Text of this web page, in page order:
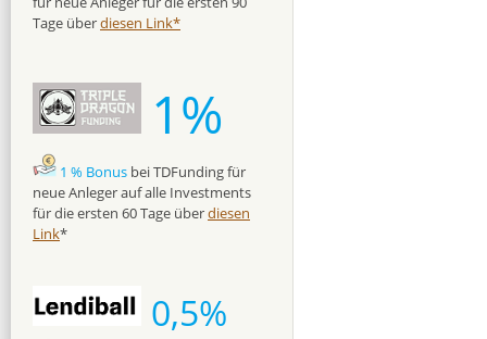
Tage überdiesen Link*
1%
1 % Bonus bei TDFunding für
neue Anleger auf alle Investments
für die ersten 60 Tage überdiesen
Link*
0,5%